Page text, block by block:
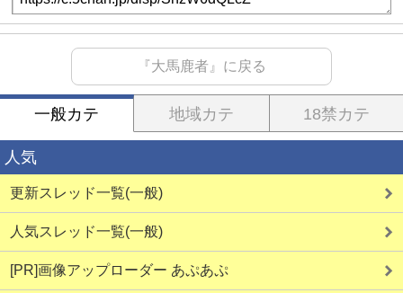
『大馬鹿者』に戻る
一般カテ 地域カテ 18禁カテ
人気
更新スレッド一覧(一般)
人気スレッド一覧(一般)
[PR]画像アップローダー あぷあぷ